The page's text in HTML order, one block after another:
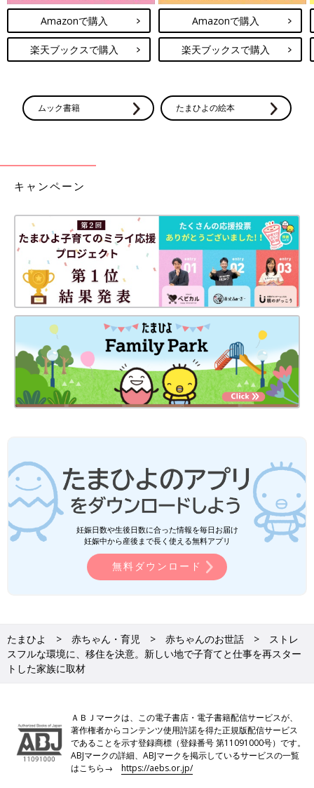
八木下 泉（やぎした いずみ）
ネーター。『Zipper』をはじめ、“いずみん”の愛称で数々のファ
ッション誌で読者モデルとして活動。2018年9月に移住先の長野
Amazonで購入
楽天ブックスで購入
Amazonで購入
楽天ブックスで購入
ムック書籍 たまひよの絵本
キャンペーン
妊娠日数や生後日数に合った情報を毎日お届け
妊娠中から産後まで長く使える無料アプリ
無料ダウンロード
たまひよ 赤ちゃん・育児 赤ちゃんのお世話
ストレ
スフルな環境に、移住を決意。新しい地で子育てと仕事を再スター
トした家族に取材
ＡＢＪマークは、この電子書店・電子書籍配信サービスが、
著作権者からコンテンツ使用許諾を得た正規版配信サービス
であることを示す登録商標（登録番号 第11091000号）です。
ABJマークの詳細、ABJマークを掲示しているサービスの一覧
はこちら→https://aebs.or.jp/